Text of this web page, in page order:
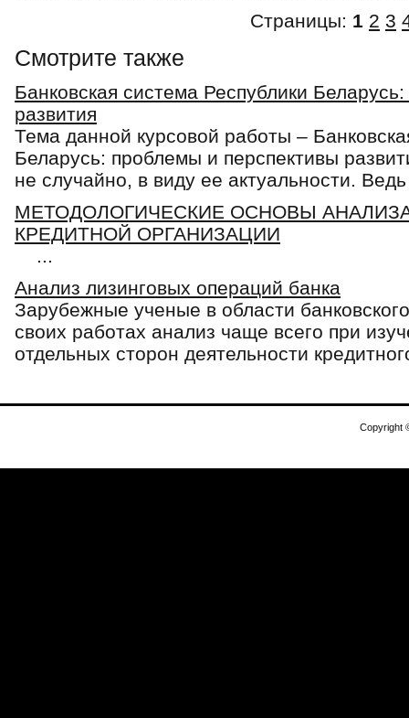
Страницы: 1 2 3
Смотрите также
Банковская система Республики
развития
Тема данной курсовой работы –
Беларусь: проблемы и перспективы
не случайно, в виду ее актуальности.
МЕТОДОЛОГИЧЕСКИЕ ОСНОВЫ
КРЕДИТНОЙ ОРГАНИЗАЦИИ
...
Анализ лизинговых операций банка
Зарубежные ученые в области
своих работах анализ чаще всего при
отдельных сторон деятельности
Copyright